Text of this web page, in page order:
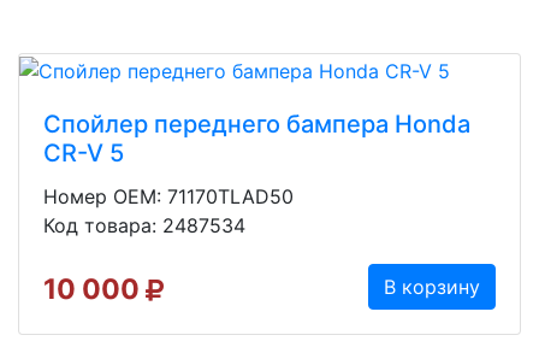
Спойлер переднего бампера Honda
CR-V 5
Номер OEM: 71170TLAD50
Код товара: 2487534
10 000 В корзину